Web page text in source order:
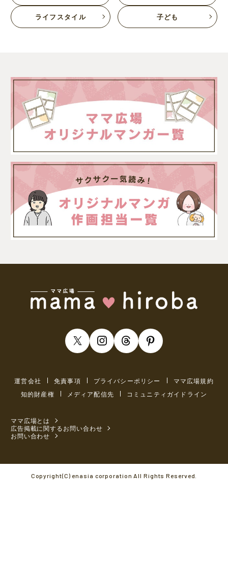
ライフスタイル 子ども
運営会社 免責事項 プライバシーポリシー
ママ広場規約
知的財産権
メディア配信先 コミュニティガイドライン
ママ広場とは
広告掲載に関するお問い合わせ
お問い合わせ
Copyright(C) enasia corporation All Rights Reserved.